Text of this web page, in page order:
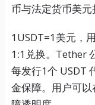
币与法定货币美元
1USDT=1美元，
1:1兑换。Tether
每发行1个 USDT
金保障。用户可